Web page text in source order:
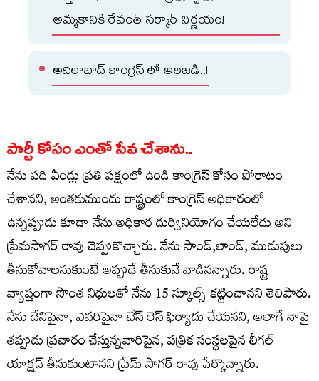
అమ్మకానికి రేవంత్ సర్కార్ నిర్ణయం!
అదిలాబాద్ కాంగ్రెస్ లో అలజడి..!
పార్టీ కోసం ఎంతో సేవ చేశాను..
నేను పది ఏండ్లు ప్రతి పక్షంలో ఉండి కాంగ్రెస్ కోసం పోరాటం
చేశానని, అంతకుముందు రాష్ట్రంలో కాంగ్రెస్ అధికారంలో
ఉన్నప్పుడు కూడా నేను అధికార దుర్వినియోగం చేయలేదు అని
ప్రేమసాగర్ రావు చెప్పుకొచ్చారు. నేను సాండ్,లాండ్, ముడుపులు
తీసుకోవాలనుకుంటే అప్పుడే తీసుకునే వాడినన్నారు. రాష్ట్ర
వ్యాప్తంగా సొంత నిధులతో నేను 15 స్కూల్స్ కట్టించానని తెలిపారు.
నేను దేనిపైనా, ఎవరిపైనా బేస్ లెస్ ఫిర్యాదు చేయనని, అలాగే నాపై
తప్పుడు ప్రచారం చేస్తున్నవారిపైన, పత్రిక సంస్థలపైన లీగల్
యాక్షన్ తీసుకుంటానని ప్రేమ్ సాగర్ రావు పేర్కొన్నారు.